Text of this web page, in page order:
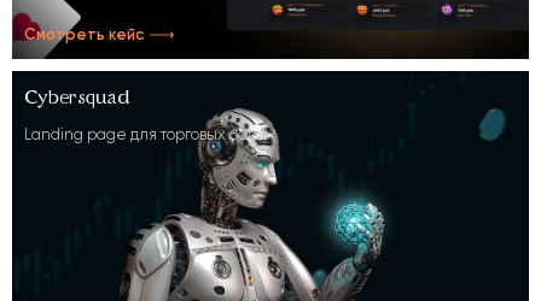
Смотреть кейс
Cybersquad
Landing page для торговых ботов